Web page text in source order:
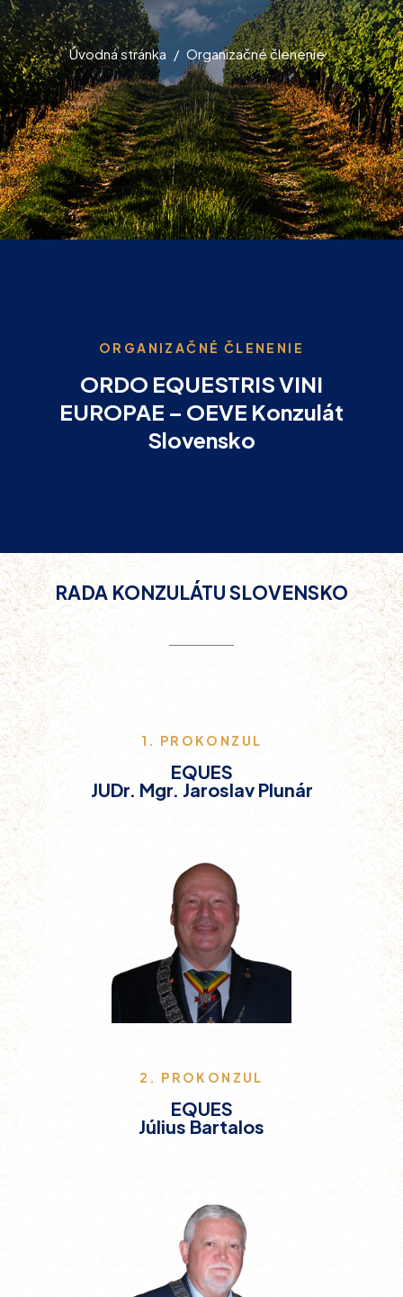
Úvodná stránka Organizačné členenie
ORGANIZAČNÉ ČLENENIE
ORDO EQUESTRIS VINI
EUROPAE – OEVE Konzulát
Slovensko
RADA KONZULÁTU SLOVENSKO
1. PROKONZUL
EQUES
JUDr. Mgr. Jaroslav Plunár
2. PROKONZUL
EQUES
Július Bartalos